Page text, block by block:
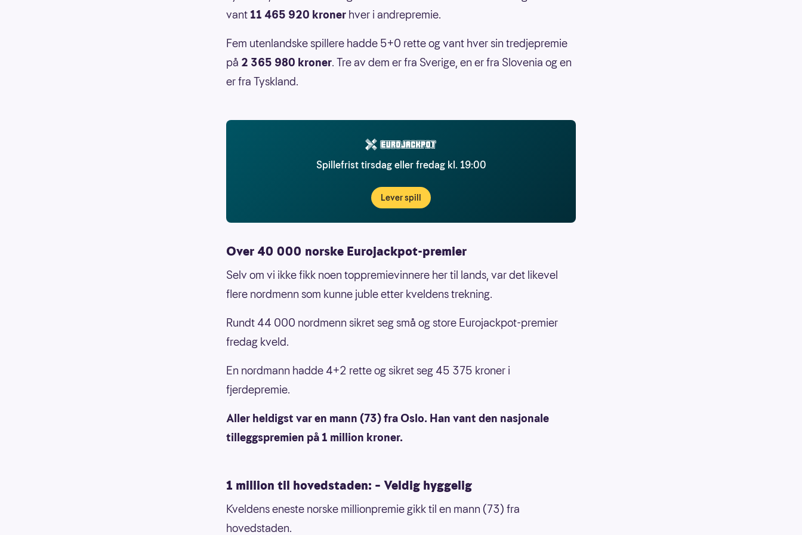
vant11 465 920 kroner hver i andrepremie.
Fem utenlandske spillere hadde 5+0 rette og vant hver sin tredjepremie
på 2 365 980 kroner. Tre av dem er fra Sverige, en er fra Slovenia og en
er fra Tyskland.
Spillefrist tirsdag eller fredag kl. 19:00
Lever spill
Over 40 000 norske Eurojackpot-premier
Selv om vi ikke fikk noen toppremievinnere her til lands, var det likevel
flere nordmenn som kunne juble etter kveldens trekning.
Rundt 44 000 nordmenn sikret seg små og store Eurojackpot-premier
fredag kveld.
En nordmann hadde 4+2 rette og sikret seg 45 375 kroner i
fjerdepremie.
Aller heldigst var en mann (73) fra Oslo. Han vant den nasjonale
tilleggspremien på 1 million kroner.
1 million til hovedstaden: – Veldig hyggelig
Kveldens eneste norske millionpremie gikk til en mann (73) fra
hovedstaden.